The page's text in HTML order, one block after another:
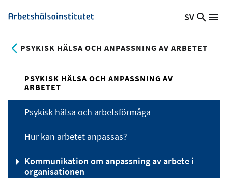
Hoppa
till
Arbetshälsoinstitutet
Växla
Aktuellt
språk:
SV
Sök
PSYKISK HÄLSA OCH ANPASSNING AV ARBETET
PSYKISK HÄLSA OCH ANPASSNING AV
ARBETET
Psykisk hälsa och arbetsförmåga
Hur kan arbetet anpassas?
Kommunikation om anpassning av arbete i
organisationen